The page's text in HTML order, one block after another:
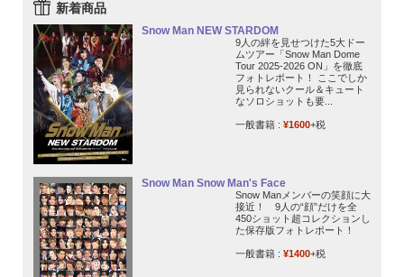
新着商品
Snow Man NEW STARDOM
9人の絆を見せつけた5大ドー
ムツアー「Snow Man Dome
Tour 2025-2026 ON」を徹底
フォトレポート！ ここでしか
見られないクール＆キュート
なソロショットも要...
一般書籍 : ¥1600+税
Snow Man Snow Man's Face
Snow Manメンバーの笑顔に大
接近！ 9人の“顔”だけを全
450ショット超コレクションし
た保存版フォトレポート！
一般書籍 : ¥1400+税